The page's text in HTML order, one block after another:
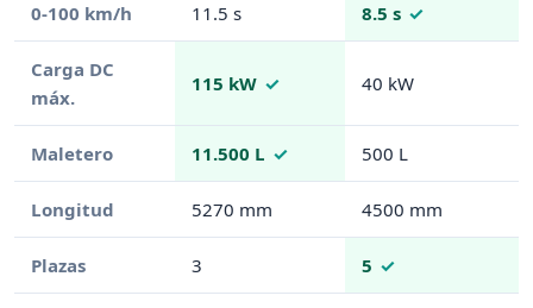
0-100 km/h 11.5 s 8.5 s
Carga DC
máx.
115 kW 40 kW
Maletero 11.500 L 500 L
Longitud 5270 mm 4500 mm
Plazas 3 5